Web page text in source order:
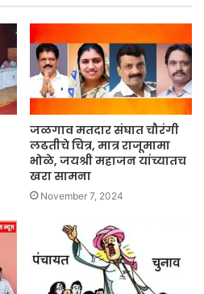
जळगाव मतदार संघात चौरंगी
लढतीचे चित्र, मात्र राजूमामा
भोळे, जयश्री महाजन यांच्यातच
खरा सामना
November 7, 2024